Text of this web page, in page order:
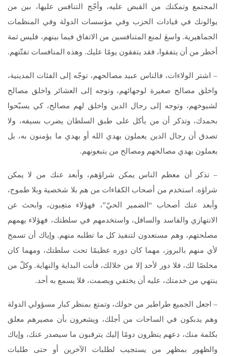
المجتمع وتمكنك من القبض عليه، وأجّج التنافس عليها، بين من
يوالونك في قيادات الحزب وفي مؤسسات الدولة وفي المنظمات
الجماهيرية. واسعَ لمنع المتنافسين من الاتفاق فيما بينهم، فليس ثمة
أخطر من أن يتفقوا، فقد يتفقون يومًا عليك. وهذه المنافسات تفتّتهم.
– اشتر الولاءات، فالناس عبيد مصالحهم، توجّه إلى الفئات المدينية،
واخلق مصالح صغيرة لوجهائهم، وتوجه إلى العشائر واخلق مصالح
لشيوخهم، وتوجه إلى رجال الدين واخلق لهم مصالح، كي يسبّحوا
بحمدك، وتذكر أن من يأكل على طبق السلطان يضرب بسيفه، ولا
تصدق أن رجال الدين يعملون بهدي الله أو بهدي ما يؤمنون به، بل
يعملون بهدي مصالحهم ومصالح من يتبعونهم.
– تذكر أن معظم الناس يمكن شراؤهم، وأبعد عنك من لا يمكن
شراؤه. استخدم من أصحاب الكفاءات من هم بلا شخصية وبلا طموح،
وأبعد عنك أصحاب “الضمير الحيّ”، فهؤلاء متعِبون، وابحث عن
الانتهازي والفاسد والسافل، واستخدمهم في سلطتك، فهؤلاء يهمهم
مصلحتهم، وهم مستعدون لتنفيذ كل ما تطلبه منهم. وإياك أن تسمح
لأي منهم بالبروز، مهما كان دوره عظيمًا تحت سلطتك، ومهما كان
مخلصًا لك، فلا دور لأحد إلا من خلالك، فأنت البداية والنهاية. وكلّ من
ينتهي من خدمتك، عليه أن يختفي ويصمت، فلا يسمع به أحد.
– اجعل الجميع طراطير من حولك، وتمتع بمنظر كبار مسؤولي الدولة
وهم يدبكون في الساحات من أجلك، ويشعرون بأن مصيرهم معلق
بكلمة منك، دعهم ينظرون دومًا إليك يترقبون ما سيصدر عنك، وإياك
والظهور بمظهر من يستجيب لطلبات الآخرين أو حتى طلبات